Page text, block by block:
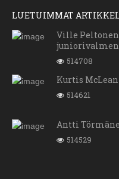
LUETUIMMAT
Ville Peltonen
514708
Kurtis
514621
Antti
514529